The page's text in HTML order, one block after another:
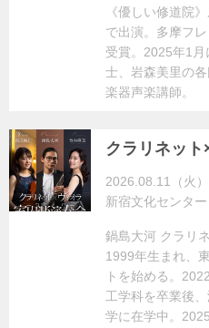
《優しい修道院
で出演。多摩フ
受賞。2025年1
士、岩森美里の
楽器声楽講師。
クラリネッ
2026.08.11（火
新宿文化センタ
鍋島大河 クラリ
1999年生まれ、
トを始める。
工学科を卒業後
学に在学中。